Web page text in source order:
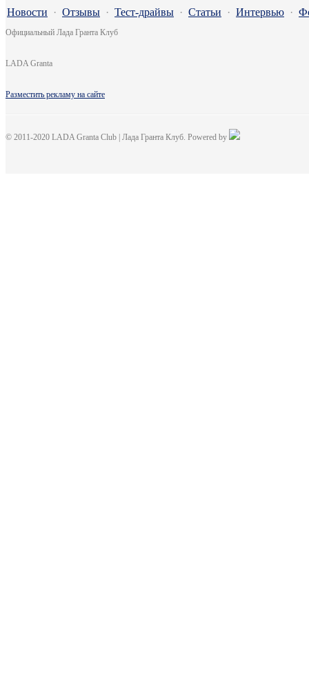
Новости · Отзывы · Тест-драйвы · Статьи · Интервью ·
Официальный Лада Гранта Клуб
LADA Granta
Разместить рекламу на сайте
© 2011-2020 LADA Granta Club | Лада Гранта Клуб. Powered by